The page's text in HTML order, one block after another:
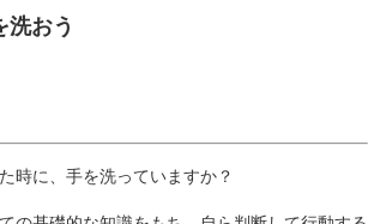
洗おう
時に、手を洗っていますか？